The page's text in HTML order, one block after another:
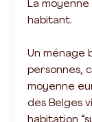
La
habitant.
Un ménage
personnes,
moyenne
des Belges